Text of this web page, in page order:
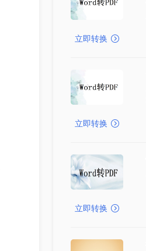
立即转换
立即转换
立即转换